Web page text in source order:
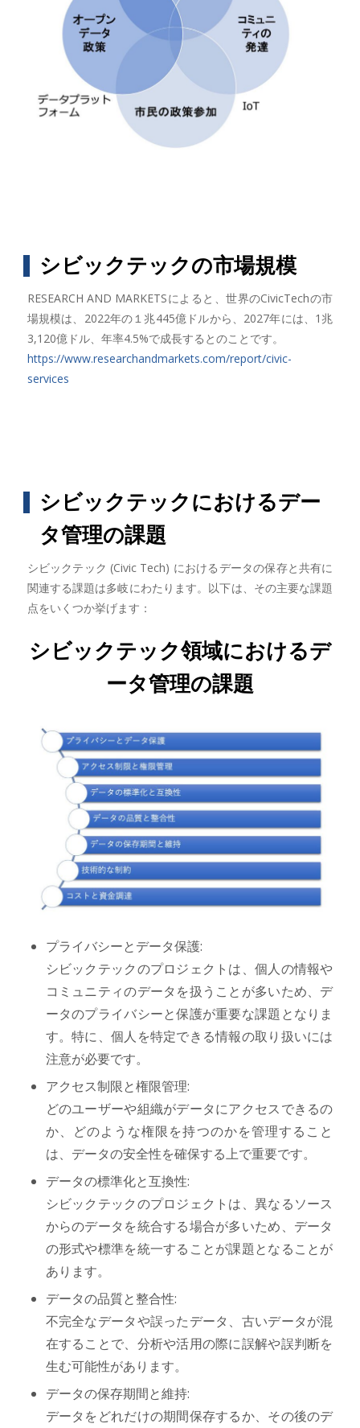
シビックテックの市場規模
RESEARCH AND MARKETSによると、世界のCivicTechの市
場規模は、2022年の１兆445億ドルから、2027年には、1兆
3,120億ドル、年率4.5%で成長するとのことです。
https://www.researchandmarkets.com/report/civic-
services
シビックテックにおけるデー
タ管理の課題
シビックテック (Civic Tech) におけるデータの保存と共有に
関連する課題は多岐にわたります。以下は、その主要な課題
点をいくつか挙げます：
シビックテック領域におけるデ
ータ管理の課題
プライバシーとデータ保護:
シビックテックのプロジェクトは、個人の情報や
コミュニティのデータを扱うことが多いため、デ
ータのプライバシーと保護が重要な課題となりま
す。特に、個人を特定できる情報の取り扱いには
注意が必要です。
アクセス制限と権限管理:
どのユーザーや組織がデータにアクセスできるの
か、どのような権限を持つのかを管理すること
は、データの安全性を確保する上で重要です。
データの標準化と互換性:
シビックテックのプロジェクトは、異なるソース
からのデータを統合する場合が多いため、データ
の形式や標準を統一することが課題となることが
あります。
データの品質と整合性:
不完全なデータや誤ったデータ、古いデータが混
在することで、分析や活用の際に誤解や誤判断を
生む可能性があります。
データの保存期間と維持:
データをどれだけの期間保存するか、その後のデ